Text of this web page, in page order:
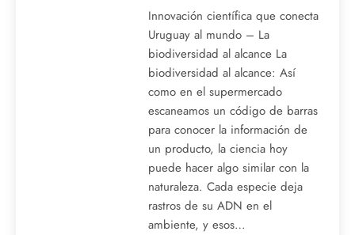
Innovación científica que conecta
Uruguay al mundo – La
biodiversidad al alcance La
biodiversidad al alcance: Así
como en el supermercado
escaneamos un código de barras
para conocer la información de
un producto, la ciencia hoy
puede hacer algo similar con la
naturaleza. Cada especie deja
rastros de su ADN en el
ambiente, y esos…